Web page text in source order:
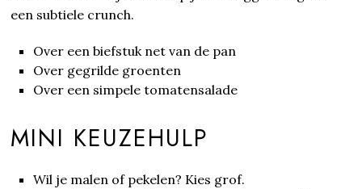
een subtiele crunch.
Over een biefstuk net van de pan
Over gegrilde groenten
Over een simpele tomatensalade
MINI KEUZEHULP
Wil je malen of pekelen? Kies grof.